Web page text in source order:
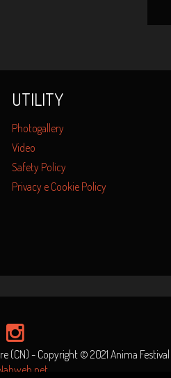
UTILITY
Photogallery
Video
Safety Policy
Privacy e Cookie Policy
- Copyright © 2021 Anima Festival